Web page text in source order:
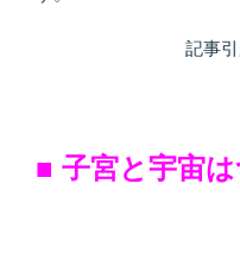
記事引
■ 子宮と宇宙